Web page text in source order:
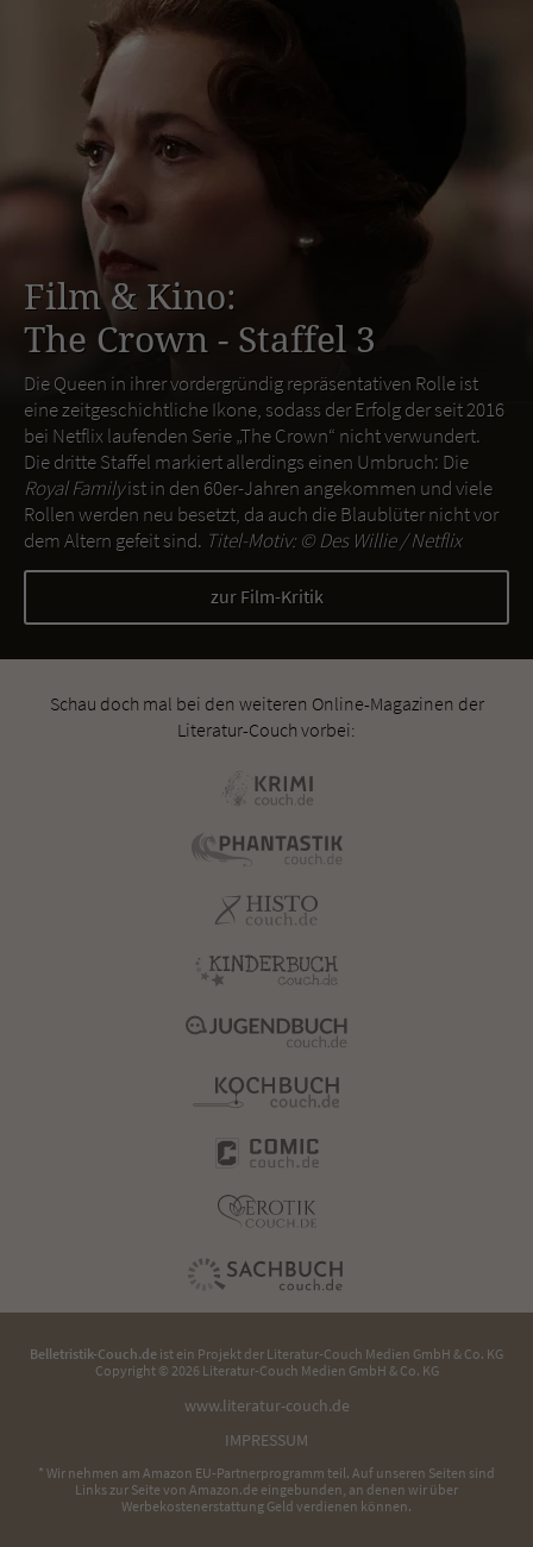
Film & Kino:
The Crown - Staffel 3
Die Queen in ihrer vordergründig repräsentativen Rolle ist
eine zeitgeschichtliche Ikone, sodass der Erfolg der seit 2016
bei Netflix laufenden Serie „The Crown“ nicht verwundert.
Die dritte Staffel markiert allerdings einen Umbruch: Die
Royal Familyist in den 60er-Jahren angekommen und viele
Rollen werden neu besetzt, da auch die Blaublüter nicht vor
dem Altern gefeit sind. Titel-Motiv: ©Des Willie / Netflix
zur Film-Kritik
Schau doch mal bei den weiteren Online-Magazinen der
Literatur-Couch vorbei:
Belletristik-Couch.de ist ein Projekt der Literatur-Couch Medien GmbH & Co. KG
Copyright © 2026 Literatur-Couch Medien GmbH & Co. KG
www.literatur-couch.de
IMPRESSUM
* Wir nehmen am Amazon EU-Partnerprogramm teil. Auf unseren Seiten sind
Links zur Seite von Amazon.de eingebunden, an denen wir über
Werbekostenerstattung Geld verdienen können.